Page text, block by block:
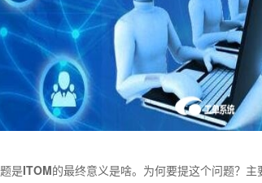
是ITOM的最终意义是啥。为何要提这个问题？主